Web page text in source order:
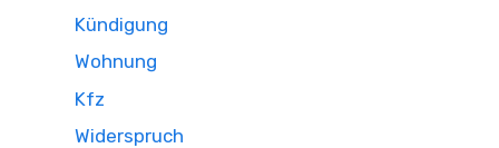
Kündigung
Wohnung
Kfz
Widerspruch